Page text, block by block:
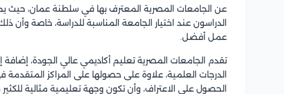
عن الجامعات المصرية المعترف بها في سلطنة عمان، حيث يمثل
الدراسون عند اختيار الجامعة المناسبة للدراسة، خاصة
عمل أفضل.
تقدم الجامعات المصرية تعليم أكاديمي عالي الجودة،
الدرجات العلمية، علاوة على حصولها على المراكز
الحصول على الاعتراف، وأن تكون وجهة تعليمية مثالية للكثير